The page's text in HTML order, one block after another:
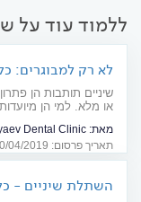
ללמוד עוד על
לא רק למבוגרים:
שיניים תותבות הן
או מלא. למי הן
מאת: Dental Clinic
תאריך פרסום: 30/04/2019
השתלת שיניים -